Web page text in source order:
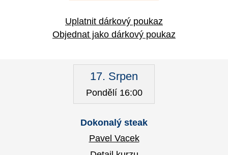
Uplatnit dárkový poukaz
Objednat jako dárkový poukaz
17. Srpen
Pondělí 16:00
Dokonalý steak
Pavel Vacek